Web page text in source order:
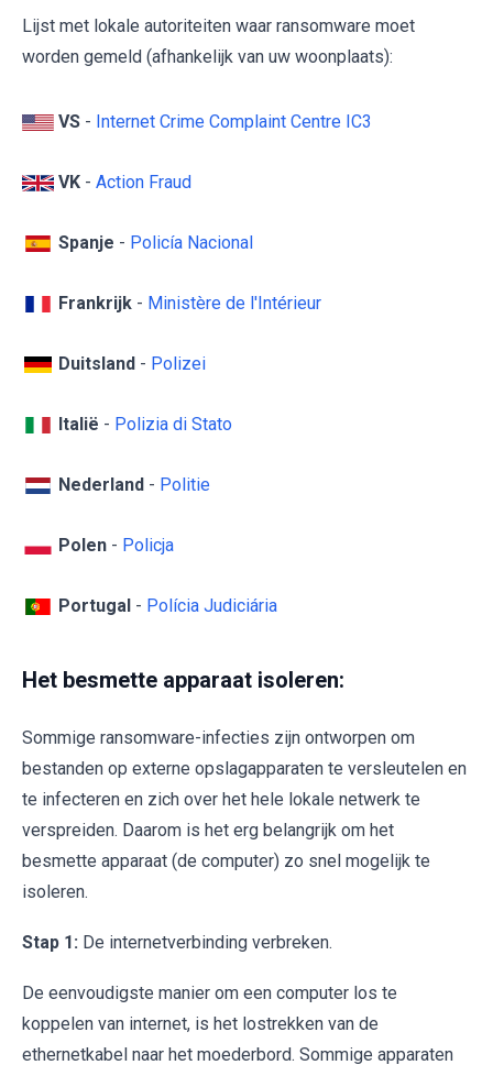
Lijst met lokale autoriteiten waar ransomware moet
worden gemeld (afhankelijk van uw woonplaats):
VS - Internet Crime Complaint Centre IC3
VK - Action Fraud
Spanje - Policía Nacional
Frankrijk - Ministère de l'Intérieur
Duitsland - Polizei
Italië - Polizia di Stato
Nederland - Politie
Polen - Policja
Portugal - Polícia Judiciária
Het besmette apparaat isoleren:
Sommige ransomware-infecties zijn ontworpen om
bestanden op externe opslagapparaten te versleutelen en
te infecteren en zich over het hele lokale netwerk te
verspreiden. Daarom is het erg belangrijk om het
besmette apparaat (de computer) zo snel mogelijk te
isoleren.
Stap 1: De internetverbinding verbreken.
De eenvoudigste manier om een computer los te
koppelen van internet, is het lostrekken van de
ethernetkabel naar het moederbord. Sommige apparaten